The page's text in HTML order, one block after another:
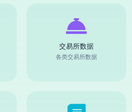
交易所数据
各类交易所数据